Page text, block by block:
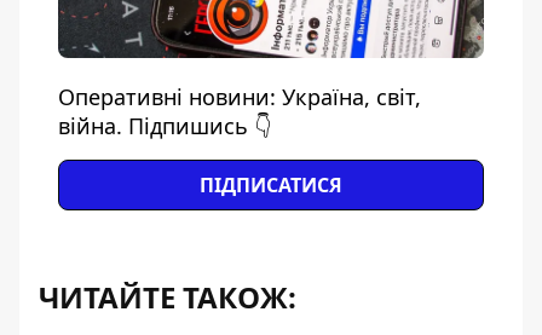
Оперативні новини: Україна, світ,
війна. Підпишись 👇
ПІДПИСАТИСЯ
ЧИТАЙТЕ ТАКОЖ: